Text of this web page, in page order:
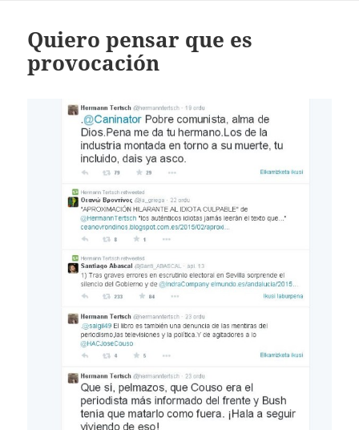
Quiero pensar que es
provocación